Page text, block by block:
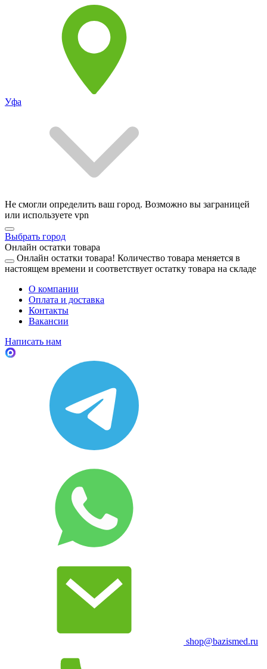
Уфа
Не смогли определить ваш город. Возможно вы заграницей
или используете vpn
Выбрать город
Онлайн остатки товара
Онлайн остатки товара! Количество товара меняется в
настоящем времени и соответствует остатку товара на складе
О компании
Оплата и доставка
Контакты
Вакансии
Написать нам
shop@bazismed.ru